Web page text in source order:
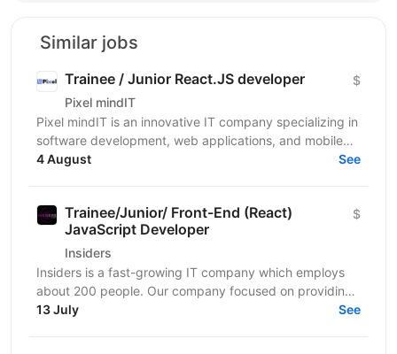
Similar jobs
Trainee / Junior React.JS developer
Pixel mindIT
$
Pixel mindIT is an innovative IT company specializing in
software development, web applications, and mobile
apps. We bring together a team of professionals...
4 August See
Trainee/Junior/ Front-End (React)
JavaScript Developer
Insiders
$
Insiders is a fast-growing IT company which employs
about 200 people. Our company focused on providing
innovative digital services and cutting-edge...
13 July See